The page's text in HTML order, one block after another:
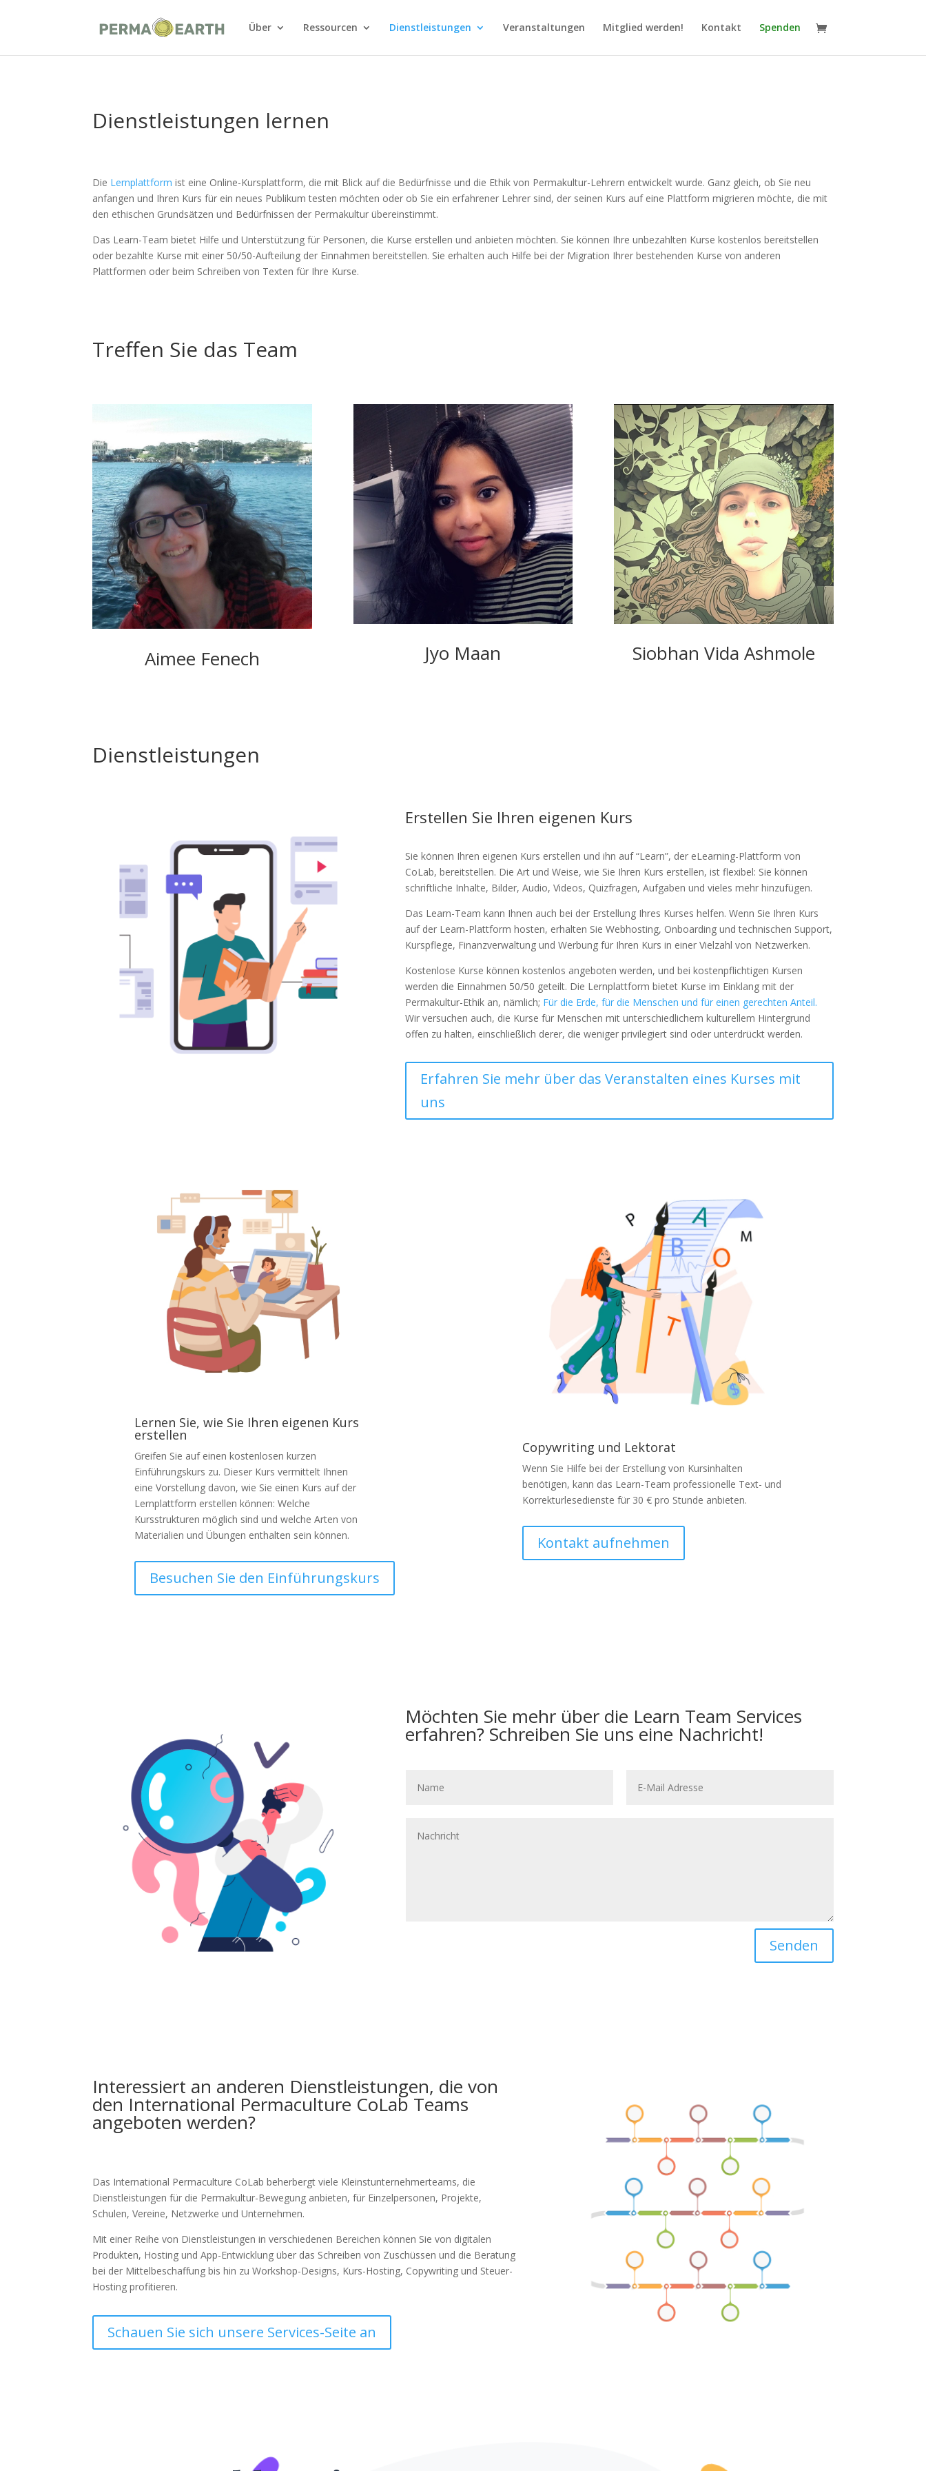
Über Ressourcen Dienstleistungen Veranstaltungen Mitglied werden! Kontakt Spenden
Dienstleistungen lernen
Die Lernplattform ist eine Online-Kursplattform, die mit Blick auf die Bedürfnisse und die Ethik von Permakultur-Lehrern entwickelt wurde. Ganz gleich, ob Sie neu
anfangen und Ihren Kurs für ein neues Publikum testen möchten oder ob Sie ein erfahrener Lehrer sind, der seinen Kurs auf eine Plattform migrieren möchte, die mit
den ethischen Grundsätzen und Bedürfnissen der Permakultur übereinstimmt.
Das Learn-Team bietet Hilfe und Unterstützung für Personen, die Kurse erstellen und anbieten möchten. Sie können Ihre unbezahlten Kurse kostenlos bereitstellen
oder bezahlte Kurse mit einer 50/50-Aufteilung der Einnahmen bereitstellen. Sie erhalten auch Hilfe bei der Migration Ihrer bestehenden Kurse von anderen
Plattformen oder beim Schreiben von Texten für Ihre Kurse.
Treffen Sie das Team
Aimee Fenech Jyo Maan Siobhan Vida Ashmole
Dienstleistungen
Erstellen Sie Ihren eigenen Kurs
Sie können Ihren eigenen Kurs erstellen und ihn auf “Learn”, der eLearning-Plattform von
CoLab, bereitstellen. Die Art und Weise, wie Sie Ihren Kurs erstellen, ist flexibel: Sie können
schriftliche Inhalte, Bilder, Audio, Videos, Quizfragen, Aufgaben und vieles mehr hinzufügen.
Das Learn-Team kann Ihnen auch bei der Erstellung Ihres Kurses helfen. Wenn Sie Ihren Kurs
auf der Learn-Plattform hosten, erhalten Sie Webhosting, Onboarding und technischen Support,
Kurspflege, Finanzverwaltung und Werbung für Ihren Kurs in einer Vielzahl von Netzwerken.
Kostenlose Kurse können kostenlos angeboten werden, und bei kostenpflichtigen Kursen
werden die Einnahmen 50/50 geteilt. Die Lernplattform bietet Kurse im Einklang mit der
Permakultur-Ethik an, nämlich; Für die Erde, für die Menschen und für einen gerechten Anteil.
Wir versuchen auch, die Kurse für Menschen mit unterschiedlichem kulturellem Hintergrund
offen zu halten, einschließlich derer, die weniger privilegiert sind oder unterdrückt werden.
Erfahren Sie mehr über das Veranstalten eines Kurses mit
uns
Lernen Sie, wie Sie Ihren eigenen Kurs
erstellen
Greifen Sie auf einen kostenlosen kurzen
Einführungskurs zu. Dieser Kurs vermittelt Ihnen
eine Vorstellung davon, wie Sie einen Kurs auf der
Lernplattform erstellen können: Welche
Kursstrukturen möglich sind und welche Arten von
Materialien und Übungen enthalten sein können.
Besuchen Sie den Einführungskurs
Copywriting und Lektorat
Wenn Sie Hilfe bei der Erstellung von Kursinhalten
benötigen, kann das Learn-Team professionelle Text- und
Korrekturlesedienste für 30 € pro Stunde anbieten.
Kontakt aufnehmen
Möchten Sie mehr über die Learn Team Services
erfahren? Schreiben Sie uns eine Nachricht!
Senden
Interessiert an anderen Dienstleistungen, die von
den International Permaculture CoLab Teams
angeboten werden?
Das International Permaculture CoLab beherbergt viele Kleinstunternehmerteams, die
Dienstleistungen für die Permakultur-Bewegung anbieten, für Einzelpersonen, Projekte,
Schulen, Vereine, Netzwerke und Unternehmen.
Mit einer Reihe von Dienstleistungen in verschiedenen Bereichen können Sie von digitalen
Produkten, Hosting und App-Entwicklung über das Schreiben von Zuschüssen und die Beratung
bei der Mittelbeschaffung bis hin zu Workshop-Designs, Kurs-Hosting, Copywriting und Steuer-
Hosting profitieren.
Schauen Sie sich unsere Services-Seite an